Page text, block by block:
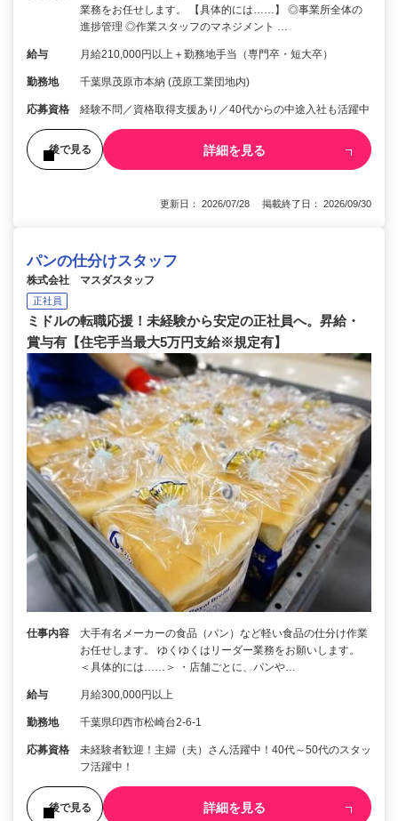
業務をお任せします。 【具体的には……】 ◎事業所全体の
進捗管理 ◎作業スタッフのマネジメント …
給与 月給210,000円以上＋勤務地手当（専門卒・短大卒）
勤務地 千葉県茂原市本納 (茂原工業団地内)
応募資格 経験不問／資格取得支援あり／40代からの中途入社も活躍中
後で見る 詳細を見る
更新日： 2026/07/28 掲載終了日： 2026/09/30
パンの仕分けスタッフ
株式会社 マスダスタッフ
正社員
ミドルの転職応援！未経験から安定の正社員へ。昇給・
賞与有【住宅手当最大5万円支給※規定有】
仕事内容
大手有名メーカーの食品（パン）など軽い食品の仕分け作業
お任せします。 ゆくゆくはリーダー業務をお願いします。
＜具体的には……＞ ・店舗ごとに、パンや…
給与 月給300,000円以上
勤務地 千葉県印西市松崎台2-6-1
応募資格
未経験者歓迎！主婦（夫）さん活躍中！40代～50代のスタッ
フ活躍中！
後で見る 詳細を見る